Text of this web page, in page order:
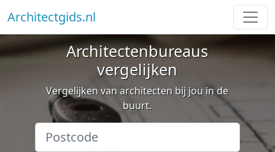
Architectgids.nl
Architectenbureaus
vergelijken
Vergelijken van architecten bij jou in de
buurt.